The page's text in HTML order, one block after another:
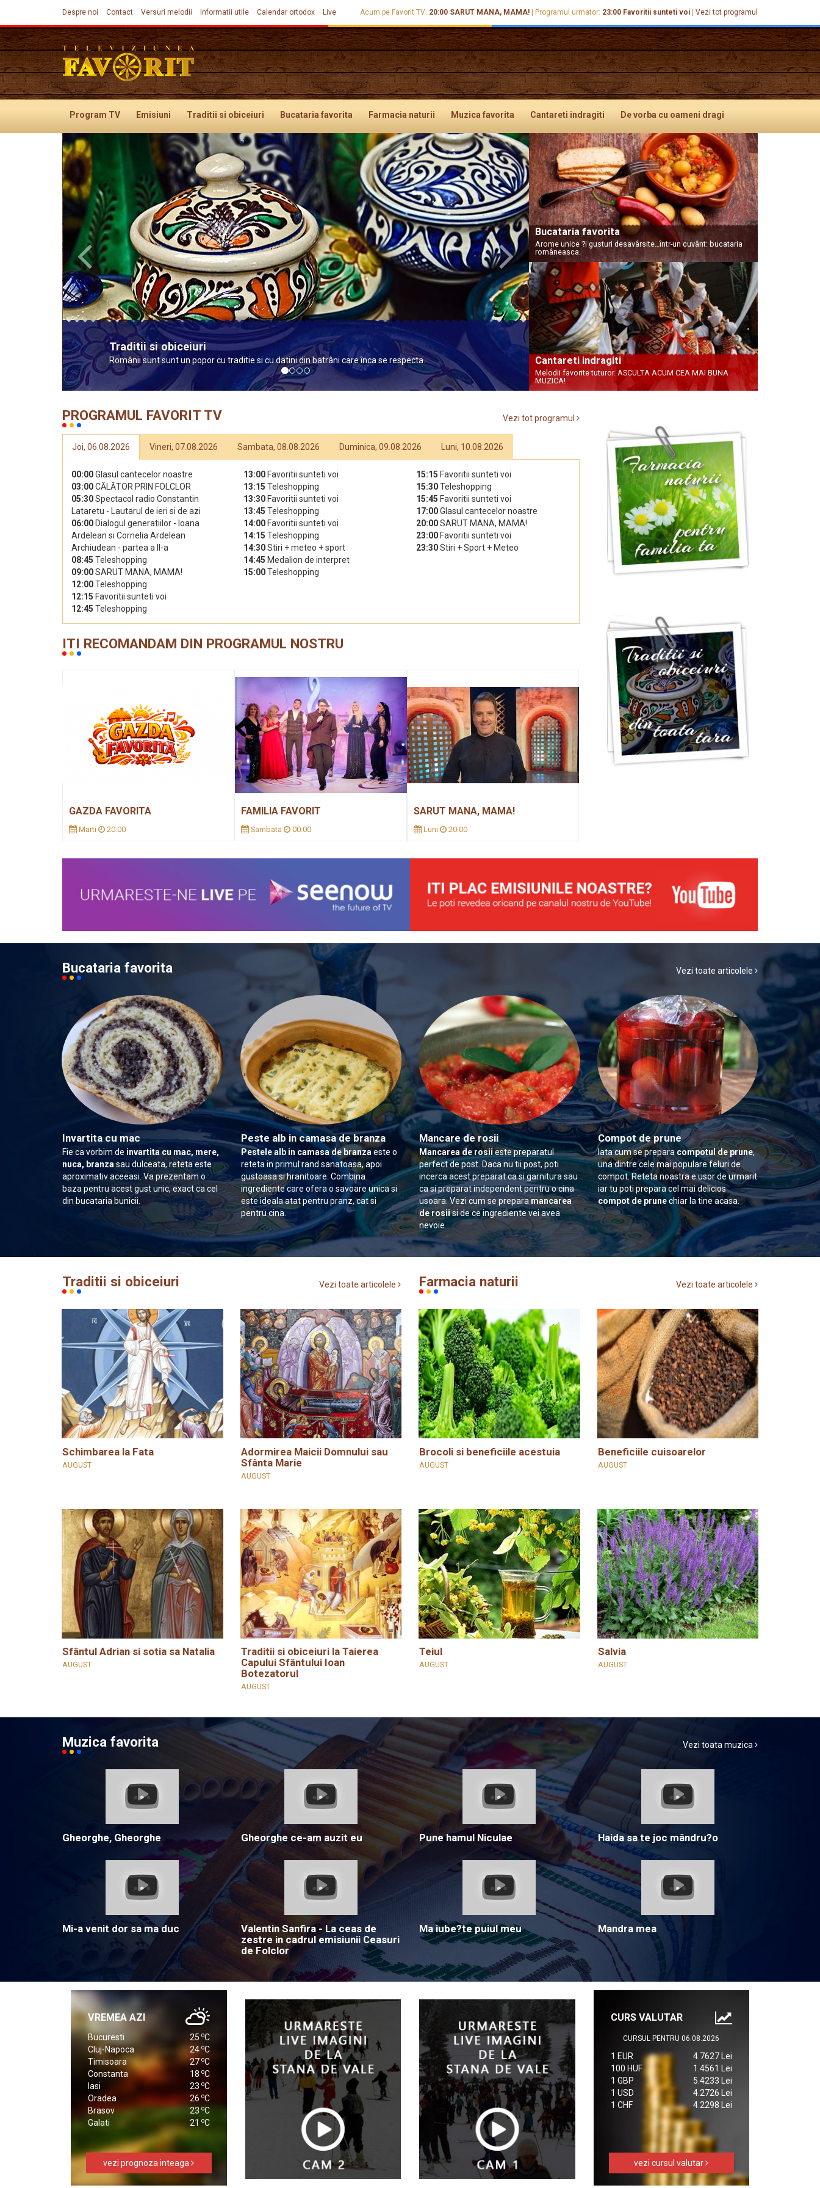
Despre noi Contact Versuri melodii Informatii utile Calendar ortodox Live Acum pe Favorit TV: 20:00 SARUT MANA, MAMA! Programul urmator: 23:00 Favoritii sunteti voi Vezi tot programul
Program TV Emisiuni Traditii si obiceiuri Bucataria favorita Farmacia naturii Muzica favorita Cantareti indragiti De vorba cu oameni dragi
Evenimente
Farmacia naturii
Natura are leac pentru orice afectiune… CAUTA ÎN ARHIVA NOASTRA UN TRATAMENT NATURAL,
IEFTIN, EFICIENT SI SANATOS!
Next
Bucataria favorita
Arome unice ?i gusturi desavârsite…într-un cuvânt: bucataria
româneasca.
Cantareti indragiti
Melodii favorite tuturor. ASCULTA ACUM CEA MAI BUNA
MUZICA!
PROGRAMUL FAVORIT TV Vezi tot programul
Joi, 06.08.2026 Vineri, 07.08.2026 Sambata, 08.08.2026 Duminica, 09.08.2026 Luni, 10.08.2026
00:00Glasul cantecelor noastre
03:00CĂLĂTOR PRIN FOLCLOR
05:30Spectacol radio Constantin
Lataretu - Lautarul de ieri si de azi
06:00 Dialogul generatiilor - Ioana
Ardelean si Cornelia Ardelean
Archiudean - partea a II-a
08:45 Teleshopping
09:00SARUT MANA, MAMA!
12:00Teleshopping
12:15 Favoritii sunteti voi
12:45 Teleshopping
13:00 Favoritii sunteti voi
13:15Teleshopping
13:30 Favoritii sunteti voi
13:45Teleshopping
14:00 Favoritii sunteti voi
14:15Teleshopping
14:30Stiri + meteo + sport
14:45 Medalion de interpret
15:00Teleshopping
15:15 Favoritii sunteti voi
15:30Teleshopping
15:45 Favoritii sunteti voi
17:00Glasul cantecelor noastre
20:00SARUT MANA, MAMA!
23:00 Favoritii sunteti voi
23:30Stiri + Sport + Meteo
ITI RECOMANDAM DIN PROGRAMUL NOSTRU
GAZDA FAVORITA
Marti 20:00
FAMILIA FAVORIT
Sambata 00:00
SARUT MANA, MAMA!
Luni 20:00
Bucataria favorita Vezi toate articolele
Invartita cu mac
Fie ca vorbim de invartita cu mac, mere,
nuca, branzasau dulceata, reteta este
aproximativ aceeasi. Va prezentam o
baza pentru acest gust unic, exact ca cel
din bucataria bunicii.
Peste alb in camasa de branza
Pestele alb in camasa de branza este o
reteta in primul rand sanatoasa, apoi
gustoasa si hranitoare. Combina
ingrediente care ofera o savoare unica si
este ideala atat pentru pranz, cat si
pentru cina.
Mancare de rosii
Mancarea de rosiieste preparatul
perfect de post. Daca nu tii post, poti
incerca acest preparat ca si garnitura sau
ca si preparat independent pentru o cina
usoara. Vezi cum se prepara mancarea
de rosiisi de ce ingrediente vei avea
nevoie.
Compot de prune
Iata cum se preparacompotul de prune,
una dintre cele mai populare feluri de
compot. Reteta noastra e usor de urmarit
iar tu poti prepara cel mai delicios
compot de prunechiar la tine acasa.
Traditii si obiceiuri Vezi toate articolele
Schimbarea la Fata
AUGUST
Adormirea Maicii Domnului sau
Sfânta Marie
AUGUST
Sfântul Adrian si sotia sa Natalia
AUGUST
Traditii si obiceiuri la Taierea
Capului Sfântului Ioan
Botezatorul
AUGUST
Farmacia naturii Vezi toate articolele
Brocoli si beneficiile acestuia
AUGUST
Beneficiile cuisoarelor
AUGUST
Teiul
AUGUST
Salvia
AUGUST
Muzica favorita Vezi toata muzica
Gheorghe, Gheorghe Gheorghe ce-am auzit eu Pune hamul Niculae Haida sa te joc mândru?o
Mi-a venit dor sa ma duc
Valentin Sanfira - La ceas de
zestre in cadrul emisiunii Ceasuri
de Folclor
Ma iube?te puiul meu Mandra mea
VREMEA AZI
Bucuresti 25 oC
Cluj-Napoca
24 oC
Timisoara
27oC
Constanta
18 oC
Iasi
23 oC
Oradea
26 oC
Brasov
23 oC
Galati
21 oC
vezi prognoza inteaga
CURS VALUTAR
CURSUL PENTRU 06.08.2026
1 EUR
4.7627 Lei
100 HUF
1.4561 Lei
1 GBP
5.4233 Lei
1 USD
4.2726 Lei
1 CHF
4.2298 Lei
vezi cursul valutar